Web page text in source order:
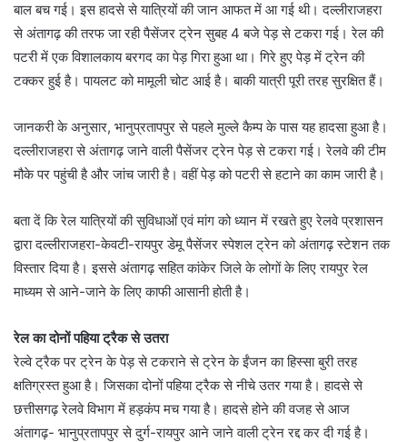
बाल बच गई। इस हादसे से यात्रियों की जान आफत में आ गई थी। दल्लीराजहरा
से अंतागढ़ की तरफ जा रही पैसेंजर ट्रेन सुबह 4 बजे पेड़ से टकरा गई। रेल की
पटरी में एक विशालकाय बरगद का पेड़ गिरा हुआ था। गिरे हुए पेड़ में ट्रेन की
टक्कर हुई है। पायलट को मामूली चोट आई है। बाकी यात्री पूरी तरह सुरक्षित हैं।
जानकरी के अनुसार, भानुप्रतापपुर से पहले मुल्ले कैम्प के पास यह हादसा हुआ है।
दल्लीराजहरा से अंतागढ़ जाने वाली पैसेंजर ट्रेन पेड़ से टकरा गई। रेलवे की टीम
मौके पर पहुंची है और जांच जारी है। वहीं पेड़ को पटरी से हटाने का काम जारी है।
बता दें कि रेल यात्रियों की सुविधाओं एवं मांग को ध्यान में रखते हुए रेलवे प्रशासन
द्वारा दल्लीराजहरा-केवटी-रायपुर डेमू पैसेंजर स्पेशल ट्रेन को अंतागढ़ स्टेशन तक
विस्तार दिया है। इससे अंतागढ़ सहित कांकेर जिले के लोगों के लिए रायपुर रेल
माध्यम से आने-जाने के लिए काफी आसानी होती है।
रेल का दोनों पहिया ट्रैक से उतरा
रेल्वे ट्रैक पर ट्रेन के पेड़ से टकराने से ट्रेन के ईंजन का हिस्सा बुरी तरह
क्षतिग्रस्त हुआ है। जिसका दोनों पहिया ट्रैक से नीचे उतर गया है। हादसे से
छत्तीसगढ़ रेलवे विभाग में हड़कंप मच गया है। हादसे होने की वजह से आज
अंतागढ़- भानुप्रतापपुर से दुर्ग-रायपुर आने जाने वाली ट्रेन रद्द कर दी गई है।